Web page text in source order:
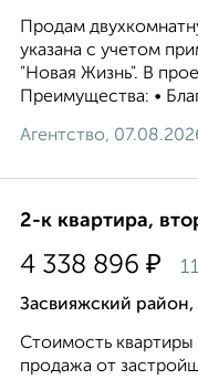
Продам
укaзaна c учeтoм
"Новая Жизнь". В
Преимущества: •
Агентство,
2-к квартира,
4 338 896 ₽
Засвияжский
Стоимость
продажа от